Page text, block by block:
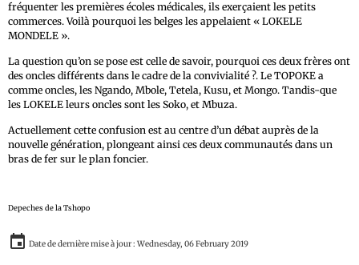
fréquenter les premières écoles médicales, ils exerçaient les petits
commerces. Voilà pourquoi les belges les appelaient « LOKELE
MONDELE ».
La question qu’on se pose est celle de savoir, pourquoi ces deux frères ont
des oncles différents dans le cadre de la convivialité ?. Le TOPOKE a
comme oncles, les Ngando, Mbole, Tetela, Kusu, et Mongo. Tandis-que
les LOKELE leurs oncles sont les Soko, et Mbuza.
Actuellement cette confusion est au centre d’un débat auprès de la
nouvelle génération, plongeant ainsi ces deux communautés dans un
bras de fer sur le plan foncier.
Depeches de la Tshopo
Date de dernière mise à jour : Wednesday, 06 February 2019